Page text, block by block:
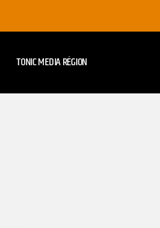
TONIC MEDIA RÉGION